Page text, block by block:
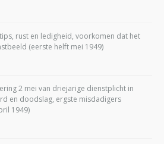
rust en ledigheid, voorkomen dat het
(eerste helft mei 1949)
2 mei van driejarige dienstplicht in
en doodslag, ergste misdadigers
1949)